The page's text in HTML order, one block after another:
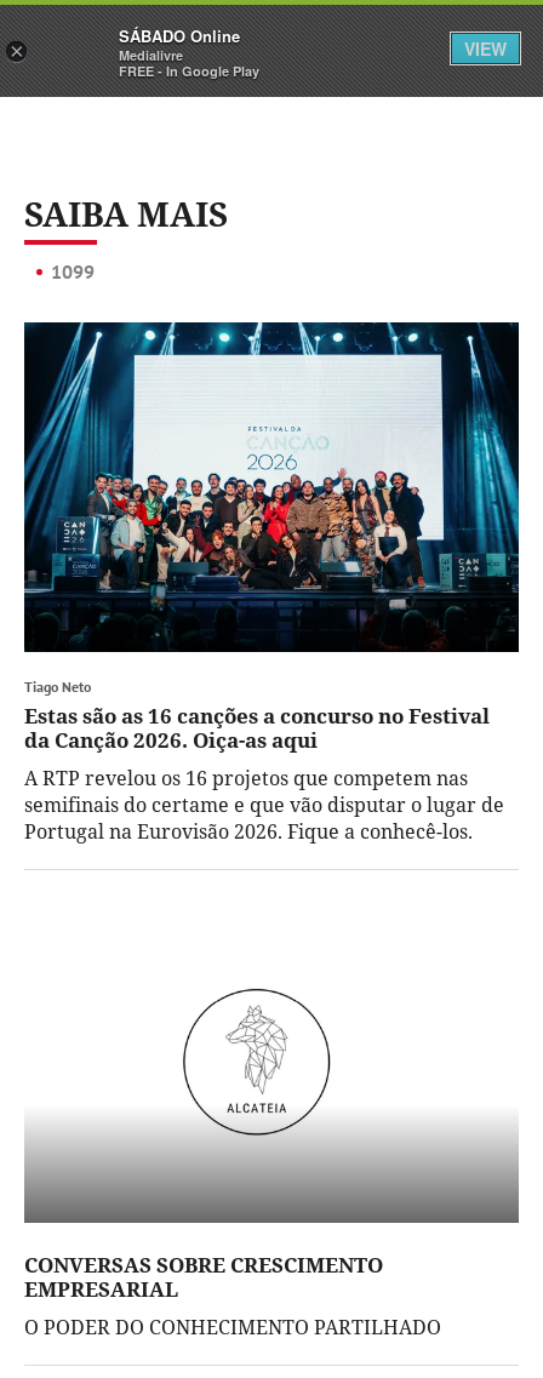
Sábado Assine Iniciar Sessão
SAIBA MAIS
1099
Tiago Neto
Estas são as 16 canções a concurso no Festival
da Canção 2026. Oiça-as aqui
A RTP revelou os 16 projetos que competem nas
semifinais do certame e que vão disputar o lugar de
Portugal na Eurovisão 2026. Fique a conhecê-los.
CONVERSAS SOBRE CRESCIMENTO
EMPRESARIAL
O PODER DO CONHECIMENTO PARTILHADO
×
SÁBADO Online
Medialivre
FREE - In Google Play
VIEW